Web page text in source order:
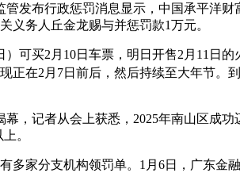
布行政惩罚消息显示，中国承平洋财
义务人丘金龙赐与并惩罚款1万元。
买2月10日车票，明日开售2月11日的
正在2月7日前后，然后持续至大年节
记者从会上获悉，2025年南山区成功
。
家分支机构领罚单。1月6日，广东金